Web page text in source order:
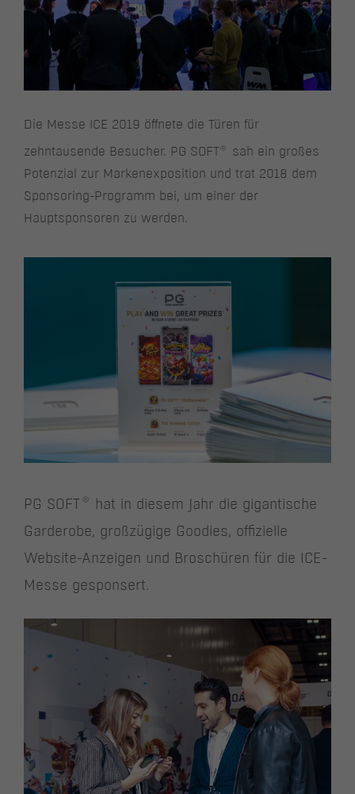
Die Messe ICE 2019 öffnete die Türen für
zehntausende Besucher. PG SOFT®
sah ein großes
Potenzial zur Markenexposition und trat 2018 dem
Sponsoring-Programm bei, um einer der
Hauptsponsoren zu werden.
PG SOFT® hat in diesem Jahr die gigantische
Garderobe, großzügige Goodies, offizielle
Website-Anzeigen und Broschüren für die ICE-
Messe gesponsert.